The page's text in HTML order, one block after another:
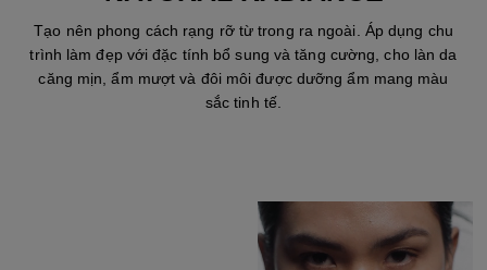
Tạo nên phong cách rạng rỡ từ trong ra ngoài. Áp dụng chu
trình làm đẹp với đặc tính bổ sung và tăng cường, cho làn da
căng mịn, ẩm mượt và đôi môi được dưỡng ẩm mang màu
sắc tinh tế.